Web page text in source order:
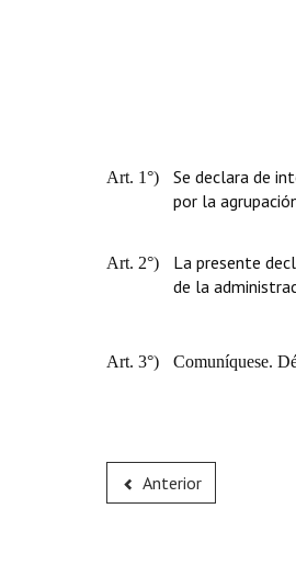
Art. 1°)
Se declara de
por la
Art. 2°)
La presente
de la
Art. 3°) Comuníquese.
Anterior